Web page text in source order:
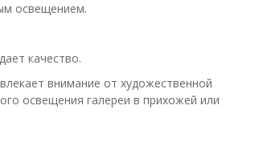
освещением.
качество.
внимание от художественной
освещения галереи в прихожей или